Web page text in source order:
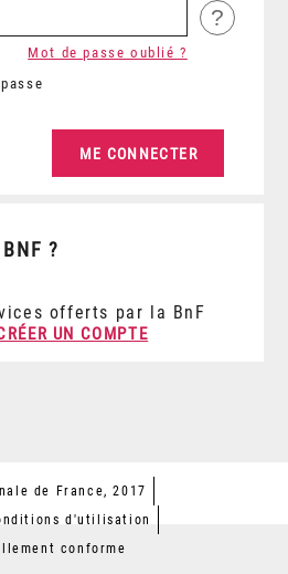
?
Mot de passe oublié ?
?
offerts par la BnF
UN COMPTE
de France, 2017
d'utilisation
conforme